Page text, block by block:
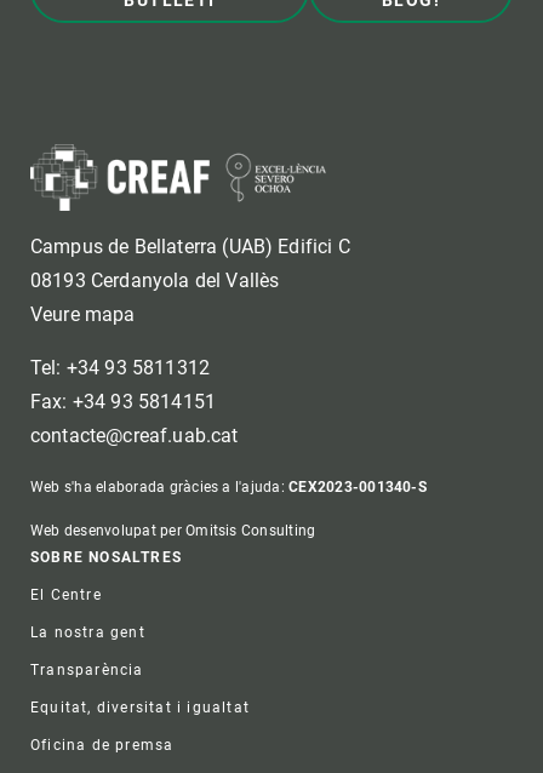
Campus de Bellaterra (UAB) Edifici C
08193 Cerdanyola del Vallès
Veure mapa
Tel: +34 93 5811312
Fax: +34 93 5814151
contacte@creaf.uab.cat
Web s'ha elaborada gràcies a l'ajuda:CEX2023-001340-S
Web desenvolupat per Omitsis Consulting
Footer
SOBRE NOSALTRES
El Centre
La nostra gent
Transparència
Equitat, diversitat i igualtat
Oficina de premsa